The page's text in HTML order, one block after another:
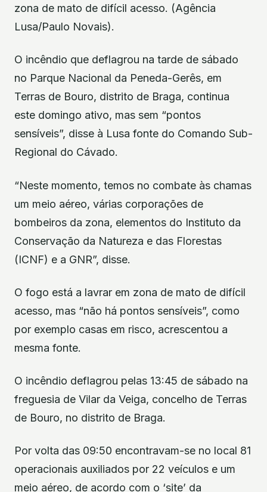
zona de mato de difícil acesso. (Agência
Lusa/Paulo Novais).
O incêndio que deflagrou na tarde de sábado
no Parque Nacional da Peneda-Gerês, em
Terras de Bouro, distrito de Braga, continua
este domingo ativo, mas sem “pontos
sensíveis”, disse à Lusa fonte do Comando Sub-
Regional do Cávado.
“Neste momento, temos no combate às chamas
um meio aéreo, várias corporações de
bombeiros da zona, elementos do Instituto da
Conservação da Natureza e das Florestas
(ICNF) e a GNR”, disse.
O fogo está a lavrar em zona de mato de difícil
acesso, mas “não há pontos sensíveis”, como
por exemplo casas em risco, acrescentou a
mesma fonte.
O incêndio deflagrou pelas 13:45 de sábado na
freguesia de Vilar da Veiga, concelho de Terras
de Bouro, no distrito de Braga.
Por volta das 09:50 encontravam-se no local 81
operacionais auxiliados por 22 veículos e um
meio aéreo, de acordo com o ‘site’ da